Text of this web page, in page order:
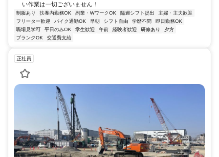
い作業は一切ございません！
制服あり 扶養内勤務OK 副業・WワークOK 隔週シフト提出
主婦・主夫歓迎
フリーター歓迎
バイク通勤OK 早朝 シフト自由 学歴不問
即日勤務OK
職場見学可
平日のみOK 学生歓迎 午前 経験者歓迎 研修あり
夕方
ブランクOK
交通費支給
正社員